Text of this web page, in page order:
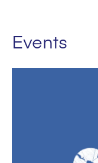
Events